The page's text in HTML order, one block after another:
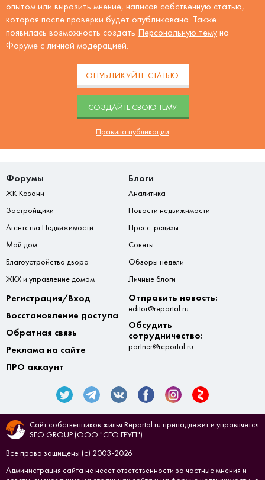
опытом или выразить мнение, написав собственную статью,
которая после проверки будет опубликована. Также
появилась возможность создать Персональную тему на
Форуме с личной модерацией.
ОПУБЛИКУЙТЕ СТАТЬЮ
CОЗДАЙТЕ СВОЮ ТЕМУ
Правила публикации
Форумы
ЖК Казани
Застройщики
Агентства Недвижимости
Мой дом
Благоустройство двора
ЖКХ и управление домом
Блоги
Аналитика
Новости недвижимости
Пресс-релизы
Советы
Обзоры недели
Личные блоги
Регистрация/Вход
Восстановление доступа
Обратная связь
Реклама на сайте
ПРО аккаунт
Отправить новость:
editor@reportal.ru
Обсудить
сотрудничество:
partner@reportal.ru
Сайт собственников жилья Reportal.ru принадлежит и управляется
SEO.GROUP (ООО "СЕО.ГРУП").
Все права защищены (с) 2003-2026
Администрация сайта не несет ответственности за частные мнения и